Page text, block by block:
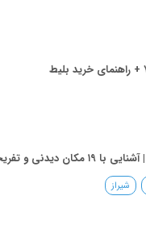
دیدنی و تفریحی
شیراز